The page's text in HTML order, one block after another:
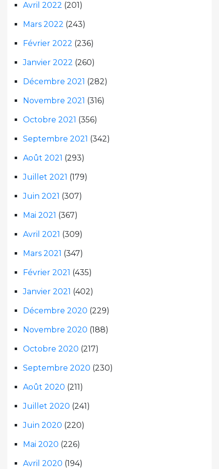
Avril 2022 (201)
Mars 2022 (243)
Février 2022 (236)
Janvier 2022 (260)
Décembre 2021 (282)
Novembre 2021 (316)
Octobre 2021 (356)
Septembre 2021 (342)
Août 2021 (293)
Juillet 2021 (179)
Juin 2021 (307)
Mai 2021 (367)
Avril 2021 (309)
Mars 2021 (347)
Février 2021 (435)
Janvier 2021 (402)
Décembre 2020 (229)
Novembre 2020 (188)
Octobre 2020 (217)
Septembre 2020 (230)
Août 2020 (211)
Juillet 2020 (241)
Juin 2020 (220)
Mai 2020 (226)
Avril 2020 (194)